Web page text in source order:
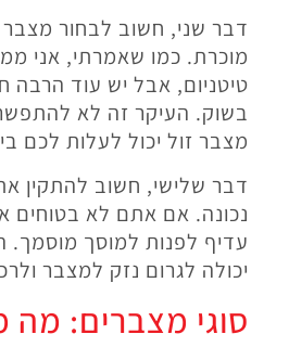
דבר שני, חשוב לבחור מצבר
מוכרת. כמו שאמרתי, אני
טיטניום, אבל יש עוד הרבה
בשוק. העיקר זה לא
מצבר זול יכול לעלות לכם
דבר שלישי, חשוב להתקין
נכונה. אם אתם לא בטוחים
עדיף לפנות למוסך מוסמך.
יכולה לגרום נזק למצבר
סוגי מצברים: מה